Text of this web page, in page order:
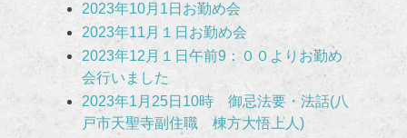
2023年10月1日お勤め会
2023年11月１日お勤め会
2023年12月１日午前9：００よりお勤め
会行いました
2023年1月25日10時 御忌法要・法話(八
戸市天聖寺副住職 棟方大悟上人)